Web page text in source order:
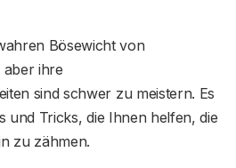
Bösewicht von
ihre
sind schwer zu meistern. Es
und Tricks, die Ihnen helfen, die
zu zähmen.